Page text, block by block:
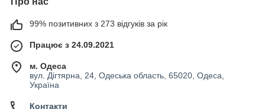
99% позитивних з 273 відгуків за рік
Працює з 24.09.2021
м. Одеса
вул. Дігтярна, 24, Одеська область, 65020, Одеса,
Україна
Контакти